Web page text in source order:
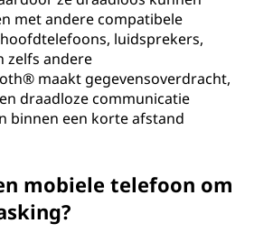
met andere compatibele
luidsprekers,
zelfs andere
maakt gegevensoverdracht,
draadloze communicatie
binnen een korte afstand
mobiele telefoon om